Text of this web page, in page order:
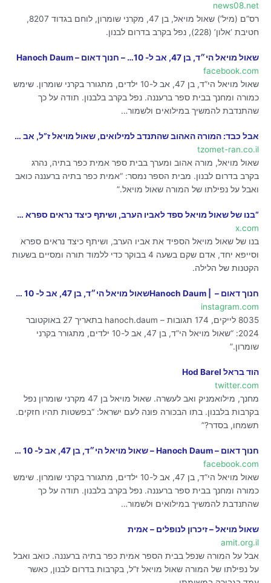
news08.net
רס”ם (מיל’) שאול מויאל, בן 47, מקרני שומרון, לוחם בגדוד 8207,
חטיבת ‘אלון’ (228), נפל בקרב בדרום לבנון.
שאול מויאל הי״ד, בן 47, אב ל- 10… – חנוך דאום – Hanoch Daum
facebook.com
שאול מויאל הי”ד, בן 47, אב ל-10 ילדים, מתגורר בקרני שומרון. שימש
כמורה ומחנך בבית ספר ברעננה. נפל בקרב בלבנון. תודה על כך
שהתנדבת להמשיך במילואים ולשמור…
אבל כבד: המורה האהוב שהתנדב למילואים, שאול מויאל ז”ל, אב …
tzomet-ran.co.il
שאול מויאל, מורה אהוב ומערך בבית ספר אמית כפר בתיה, נהרג
בקרב בדרום לבנון. מבית הספר נמסר: “אמית כפר בתיה ברעננה כואב
ואבל על נפילתו של המורה שאול מויאל.”
“בנו של שאול מויאל ספד לאביו הערב, ושיתף כיצד נראים ספרא …
x.com
בנו של שאול מויאל הספיד את אביו הערב, ושיתף כיצד נראים ספרא
וסייפא יחד, אדם שקם בשעה 4 בבוקר כדי ללמוד תורה ומסיים בשעות
הקטנות של הלילה.
instagram.com
8035 לייקים, 174 תגובות – hanoch.daum בתאריך 27 באוקטובר
2024: “שאול מויאל הי”ד, בן 47, אב ל-10 ילדים, מתגורר בקרני
שומרון.”
הוד בראל Hod Barel
twitter.com
מחנך, מילואמניק ואב לעשרה. שאול מויאל בן 47 מקרני שומרון נפל
בקרבות בלבנון. בתו הבכורה פונה לעם ישראל: “בפשטות תהיו חזקים.
תשמחו, בסדר?”
חנוך דאום – Hanoch Daum – שאול מויאל הי״ד, בן 47, אב ל- 10 …
facebook.com
שאול מויאל הי”ד, בן 47, אב ל-10 ילדים, מתגורר בקרני שומרון. שימש
כמורה ומחנך בבית ספר ברעננה. נפל בקרב בלבנון. תודה על כך
שהתנדבת להמשיך במילואים ולשמור…
שאול מויאל – זיכרון לנופלים – אמית
amit.org.il
אבל על המורה שנפל בבית הספר אמית כפר בתיה ברעננה. כואב ואבל
על נפילתו של המורה שאול מויאל ז”ל, בקרבות בדרום לבנון, כאשר